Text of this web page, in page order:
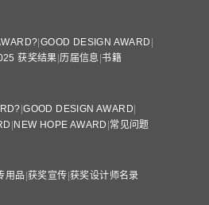
GOOD DESIGN AWARD
获奖结果 历届信息 书籍
GOOD DESIGN AWARD
NEW HOPE AWARD 常见问题
用品 获奖宣传 获奖设计师名录